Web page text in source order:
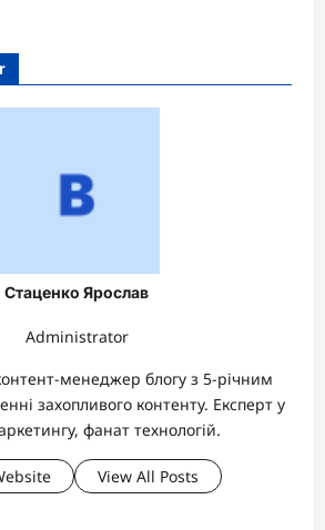
Стаценко Ярослав
Administrator
менеджер блогу з 5-річним
захопливого контенту. Експерт у
фанат технологій.
View All Posts